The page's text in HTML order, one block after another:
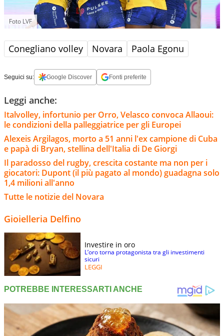
Foto LVF
Conegliano volley Novara Paola Egonu
Seguici su: Google Discover Fonti preferite
Leggi anche:
Italvolley, infortunio per Orro, Velasco convoca Allaoui:
le condizioni della palleggiatrice per gli Europei
Alexeis Argilagos, morto a 51 anni l'ex campione di Cuba
e papà di Bryan, stellina dell'Italia di De Giorgi
Il paradosso del rugby, crescita costante ma non per i
giocatori: Dupont (il più pagato al mondo) guadagna solo
1,4 milioni all'anno
Tutte le notizie del Novara
Gioielleria Delfino
Investire in oro
L’oro torna protagonista tra gli investimenti
sicuri
LEGGI